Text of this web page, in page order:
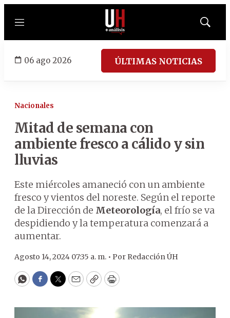
Menú
Mostrar
06 ago 2026 ÚLTIMAS NOTICIAS
Nacionales
Mitad de semana con
ambiente fresco a cálido y sin
lluvias
Este miércoles amaneció con un ambiente
fresco y vientos del noreste. Según el reporte
de la Dirección de Meteorología, el frío se va
despidiendo y la temperatura comenzará a
aumentar.
Agosto 14, 2024 07:35 a. m. • Por Redacción ÚH
WhatsApp
Facebook
Twitter
EmailCopyPrint